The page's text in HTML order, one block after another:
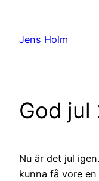
innehåll
Jens Holm
God jul
Nu är det jul
kunna få vore